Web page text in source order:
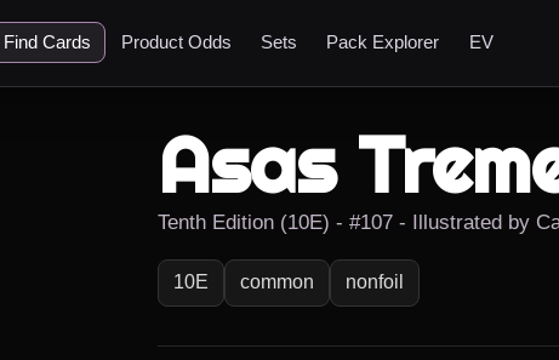
Find Cards Product Odds Sets Pack Explorer EV
Asas
Tenth Edition (10E) - #107 - Illustrated by
10E common nonfoil